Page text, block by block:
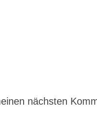
nächsten